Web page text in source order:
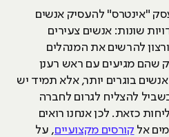
"אינטרס" להעסיק אנשים
שונות: אנשים צעירים
להרשים את המנהלים
שהם מגיעים עם ראש רענן
בוגרים יותר, אלא תמיד יש
להצליח לגרום לחברה
כזאת. לכן אנחנו רואים
אל קורסים מקצועיים, על